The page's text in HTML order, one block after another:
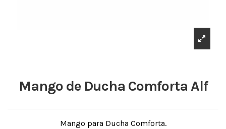
Mango de Ducha Comforta Alf
Mango para Ducha Comforta.